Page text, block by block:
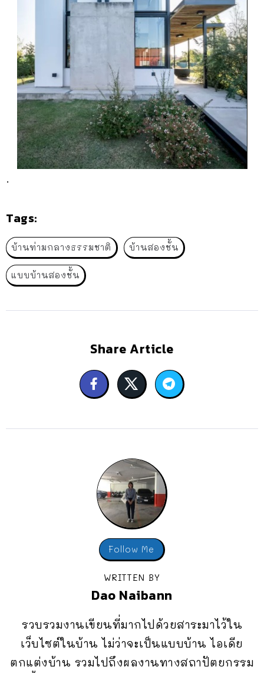
.
Tags:
บ้านท่ามกลางธรรมชาติ บ้านสองชั้น
แบบบ้านสองชั้น
Share Article
Follow Me
WRITTEN BY
Dao Naibann
รวบรวมงานเขียนที่มากไปด้วยสาระมาไว้ใน
เว็บไซต์ในบ้าน ไม่ว่าจะเป็นแบบบ้าน ไอเดีย
ตกแต่งบ้าน รวมไปถึงผลงานทางสถาปัตยกรรม